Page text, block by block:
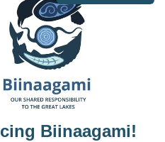
Biinaagami!